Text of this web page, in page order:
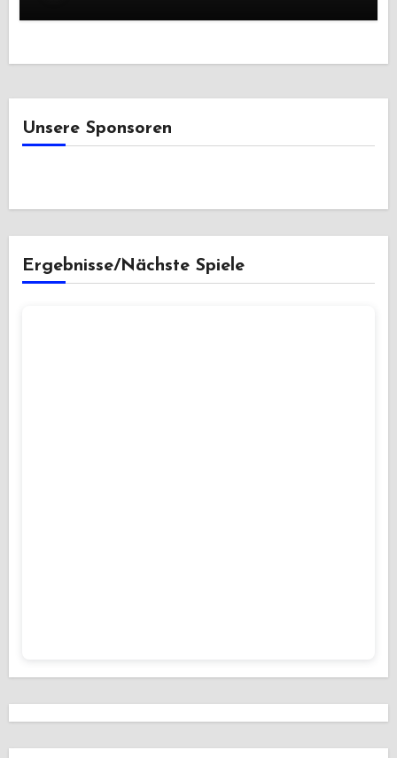
Unsere Sponsoren
Ergebnisse/Nächste Spiele